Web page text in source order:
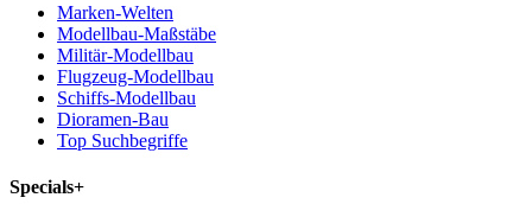
Marken-Welten
Modellbau-Maßstäbe
Militär-Modellbau
Flugzeug-Modellbau
Schiffs-Modellbau
Dioramen-Bau
Top Suchbegriffe
Specials+